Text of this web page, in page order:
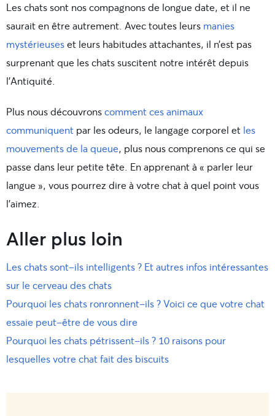
Les chats sont nos compagnons de longue date, et il ne
saurait en être autrement. Avec toutes leurs manies
mystérieuseset leurs habitudes attachantes, il n’est pas
surprenant que les chats suscitent notre intérêt depuis
l’Antiquité.
Plus nous découvronscomment ces animaux
communiquent par les odeurs, le langage corporel et les
mouvements de la queue, plus nous comprenons ce qui se
passe dans leur petite tête. En apprenant à « parler leur
langue », vous pourrez dire à votre chat à quel point vous
l’aimez.
Aller plus loin
Les chats sont-ils intelligents ? Et autres infos intéressantes
sur le cerveau des chats
Pourquoi les chats ronronnent-ils ? Voici ce que votre chat
essaie peut-être de vous dire
Pourquoi les chats pétrissent-ils ? 10 raisons pour
lesquelles votre chat fait des biscuits